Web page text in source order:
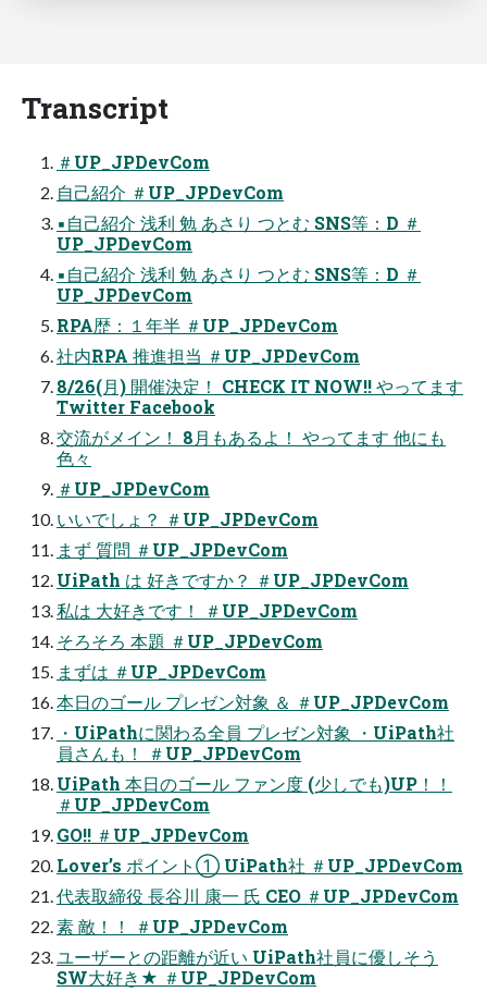
Transcript
＃UP_JPDevCom
自己紹介 ＃UP_JPDevCom
▪自己紹介 浅利 勉 あさり つとむ SNS等：D ＃
UP_JPDevCom
▪自己紹介 浅利 勉 あさり つとむ SNS等：D ＃
UP_JPDevCom
RPA歴：１年半 ＃UP_JPDevCom
社内RPA 推進担当 ＃UP_JPDevCom
8/26(月) 開催決定！ CHECK IT NOW!! やってます
Twitter Facebook
交流がメイン！ 8月もあるよ！ やってます 他にも
色々
＃UP_JPDevCom
いいでしょ？ ＃UP_JPDevCom
まず 質問 ＃UP_JPDevCom
UiPath は 好きですか？ ＃UP_JPDevCom
私は 大好きです！ ＃UP_JPDevCom
そろそろ 本題 ＃UP_JPDevCom
まずは ＃UP_JPDevCom
本日のゴール プレゼン対象 ＆ ＃UP_JPDevCom
・UiPathに関わる全員 プレゼン対象 ・UiPath社
員さんも！ ＃UP_JPDevCom
UiPath 本日のゴール ファン度 (少しでも)UP！！
＃UP_JPDevCom
GO!! ＃UP_JPDevCom
Lover’s ポイント① UiPath社 ＃UP_JPDevCom
代表取締役 長谷川 康一 氏 CEO ＃UP_JPDevCom
素 敵！！ ＃UP_JPDevCom
ユーザーとの距離が近い UiPath社員に優しそう
SW大好き★ ＃UP_JPDevCom